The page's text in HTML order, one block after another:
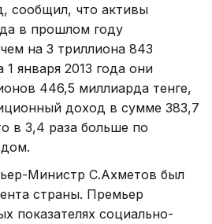
сообщил, что активы
в прошлом году
на 3 триллиона 843
января 2013 года они
446,5 миллиарда тенге,
доход в сумме 383,7
в 3,4 раза больше по
Министр С.Ахметов был
страны. Премьер
показателях социально-